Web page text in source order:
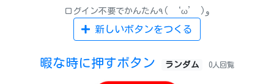
ログイン不要でかんたん٩( ‘ω’ )و
新しいボタンをつくる
暇な時に押すボタン ランダム 0人回覧